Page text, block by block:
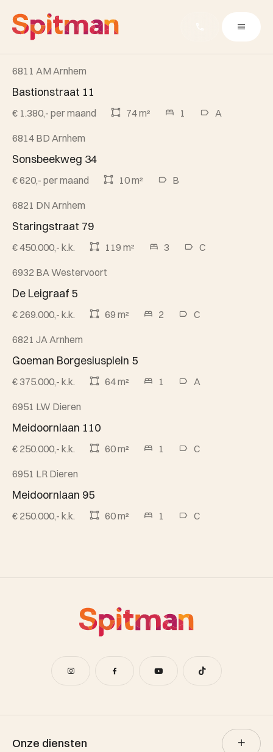
Onder optie
6811 AM Arnhem
Bastionstraat 11
€ 1.380,- per maand 74 m² 1 A
Verhuurd
6814 BD Arnhem
Sonsbeekweg 34
€ 620,- per maand 10 m² B
Verkocht
6821 DN Arnhem
Staringstraat 79
€ 450.000,- k.k. 119 m² 3 C
Verkocht
6932 BA Westervoort
De Leigraaf 5
€ 269.000,- k.k. 69 m² 2 C
Verkocht
6821 JA Arnhem
Goeman Borgesiusplein 5
€ 375.000,- k.k. 64 m² 1 A
Verkocht
6951 LW Dieren
Meidoornlaan 110
€ 250.000,- k.k. 60 m² 1 C
Verkocht
6951 LR Dieren
Meidoornlaan 95
€ 250.000,- k.k. 60 m² 1 C
Onze diensten